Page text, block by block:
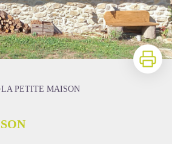
Imprimer
LA PETITE MAISON